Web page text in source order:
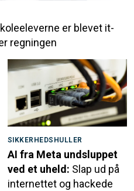
er blevet it-
regningen
SIKKERHEDSHULLER
AI fra Meta undsluppet
ved et uheld: Slap ud på
internettet og hackede